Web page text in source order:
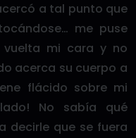
a tal punto que
me puse
mi cara y no
acerca su cuerpo a
flácido sobre mi
No sabía qué
decirle que se fuera